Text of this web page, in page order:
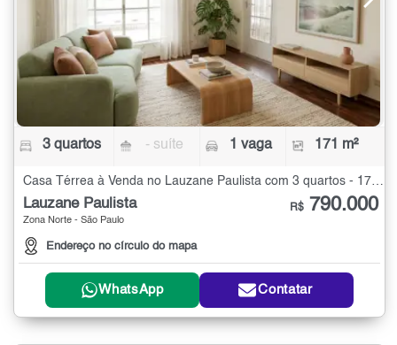
3 quartos - suíte 1 vaga 171 m²
Lauzane Paulista
Zona Norte - São Paulo
Endereço no círculo do mapa
R$ 790.000
WhatsApp Contatar